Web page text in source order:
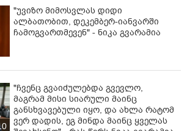
არაა, ის, რომ „ქოცი“ მხოლოდ
ეს ჩვენი, პოლიტიკოსების
საფიქრალია, პირველ რიგში. ასე
მხოლოდ „არაფერს არ
ზოგიერთი სხვა ტექსტი კი
პროცესის მორალიზაციის
გარდა, შედეგად
წერს გვარამია.
"უვიზო მიმოსვლას დიდი
ალბათობით, დეკემბერ-იანვარში
ჩამოგვართმევენ" - ნიკა გვარამია
"ჩვენც გვაიძულებდა გვევლო,
მაგრამ მისი სიარული მაინც
განსხვავებული იყო, და ახლა რატომ
ვერ დადის, ეგ მინდა მაინც ყველას